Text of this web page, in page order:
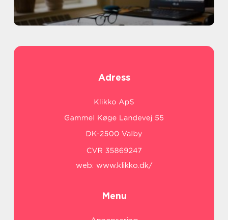
Adress
web: www.klikko.dk/
Menu